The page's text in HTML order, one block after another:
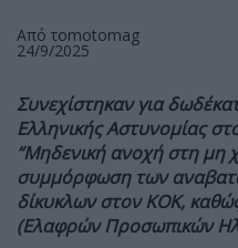
Από τοmotomag
24/9/2025
Συνεχίστηκαν για
Ελληνικής Αστυνομίας
“Μηδενική ανοχή στη μη
συμμόρφωση των
δίκυκλων στον ΚΟΚ,
(Ελαφρών Προσωπικών